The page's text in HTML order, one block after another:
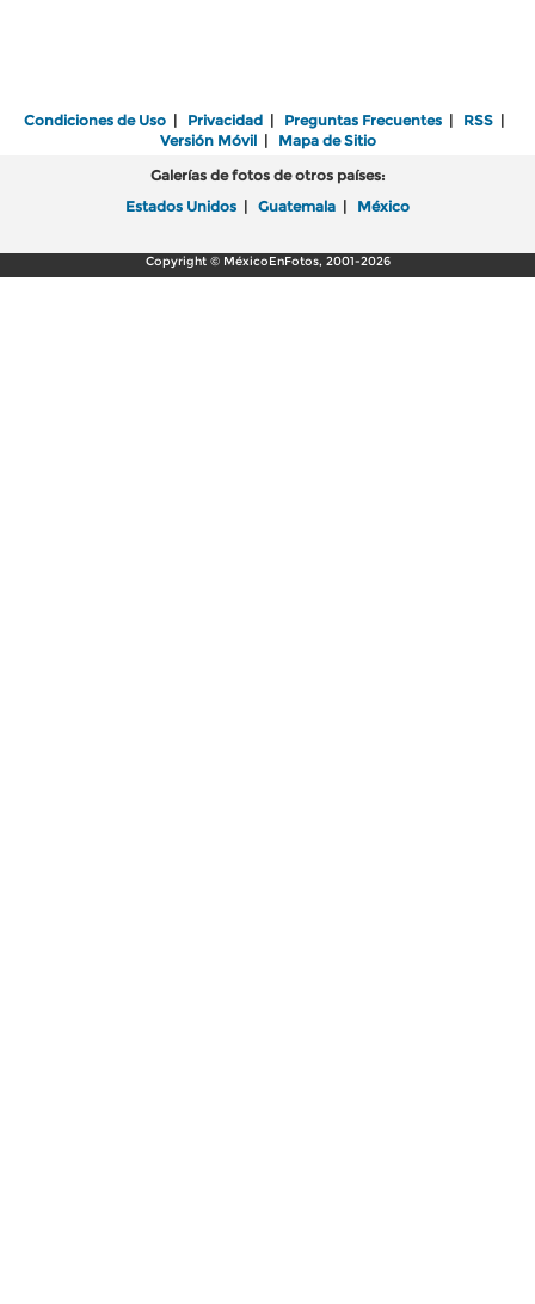
Condiciones de Uso | Privacidad | Preguntas Frecuentes | RSS |
Versión Móvil| Mapa de Sitio
Galerías de fotos de otros países:
Estados Unidos | Guatemala | México
Copyright © MéxicoEnFotos, 2001-2026